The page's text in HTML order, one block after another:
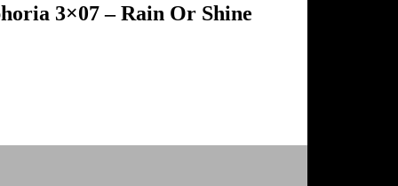
3×07 – Rain Or Shine